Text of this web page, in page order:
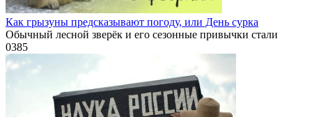
Как грызуны предсказывают погоду, или День сурка
Обычный лесной зверёк и его сезонные привычки стали
0385